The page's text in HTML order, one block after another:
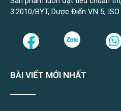
3:2010/BYT, Dược Điển VN 5, ISO
BÀI VIẾT MỚI NHẤT